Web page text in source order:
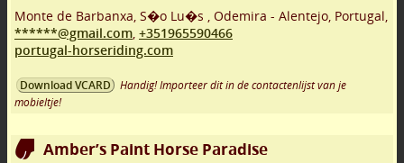
Monte de Barbanxa, S�o Lu�s , Odemira - Alentejo, Portugal,
******@gmail.com, +351965590466
portugal-horseriding.com
Download VCARD
Handig! Importeer dit in de contactenlijst van je
mobieltje!
Amber’s Paint Horse Paradise